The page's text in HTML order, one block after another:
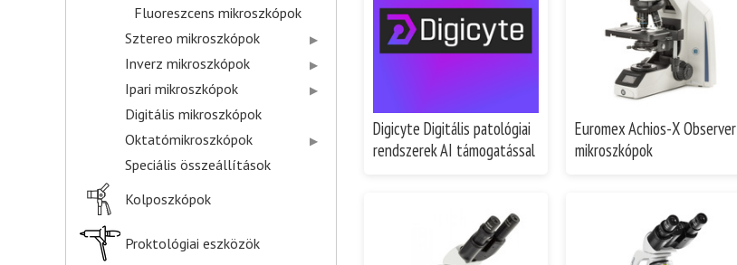
Fluoreszcens mikroszkópok
Sztereo mikroszkópok
Inverz mikroszkópok
Ipari mikroszkópok
Digitális mikroszkópok
Oktatómikroszkópok
Speciális összeállítások
Kolposzkópok
Proktológiai eszközök
Digicyte Digitális patológiai
rendszerek AI támogatással
Euromex Achios-X Observer
mikroszkópok